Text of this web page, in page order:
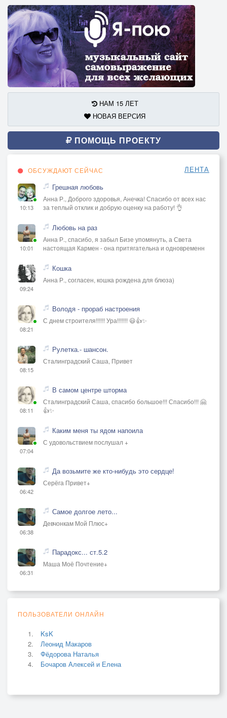
НАМ 15 ЛЕТ
НОВАЯ ВЕРСИЯ
ПОМОЩЬ ПРОЕКТУ
ОБСУЖДАЮТ СЕЙЧАС ЛЕНТА
10:13
Грешная любовь
Анна Р., Доброго здоровья, Анечка! Спасибо от всех нас
за теплый отклик и добрую оценку на работу! 👌
10:01
Любовь на раз
Анна Р., спасибо, я забыл Бизе упомянуть, а Света
настоящая Кармен - она притягательна и одновременн
09:24
Кошка
Анна Р., согласен, кошка рождена для блюза)
08:21
Володя - прораб настроения
С днем строителя!!!!!! Ура!!!!!!! 😃👍✨
08:15
Рулетка.- шансон.
Сталинградский Саша, Привет
08:11
В самом центре шторма
Сталинградский Саша, спасибо большое!!! Спасибо!!! 🤗
👍✨
07:04
Каким меня ты ядом напоила
С удовольствием послушал +
06:42
Да возьмите же кто-нибудь это сердце!
Серёга Привет+
06:38
Самое долгое лето...
Девчонкам Мой Плюс+
06:31
Парадокс... ст.5.2
Маша Моё Почтение+
ПОЛЬЗОВАТЕЛИ ОНЛАЙН
KsK
Леонид Макаров
Фёдорова Наталья
Бочаров Алексей и Елена